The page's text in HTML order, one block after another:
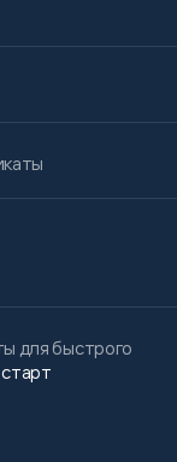
для быстрого